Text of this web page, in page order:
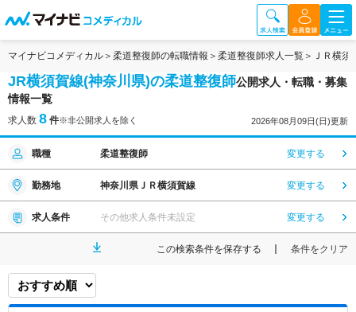
マイナビコメディカル 柔道整復師の転職情報 柔道整復師求人一覧 ＪＲ横
JR横須賀線(神奈川県)の柔道整復師公開求人・転職・募集
情報一覧
求人数 8 件※非公開求人を除く 2026年08月09日(日)更新
職種 柔道整復師 変更する
勤務地 神奈川県ＪＲ横須賀線 変更する
求人条件 その他求人条件未設定 変更する
この検索条件を保存する 条件をクリア